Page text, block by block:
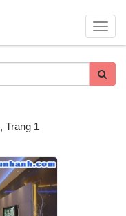
, Trang 1